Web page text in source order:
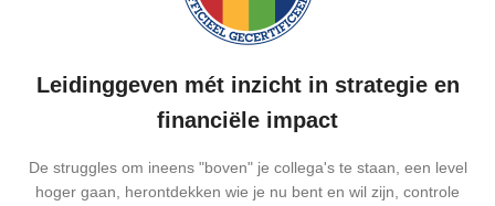
Leidinggeven mét inzicht in strategie en
financiële impact
De struggles om ineens "boven" je collega's te staan, een level
hoger gaan, herontdekken wie je nu bent en wil zijn, controle